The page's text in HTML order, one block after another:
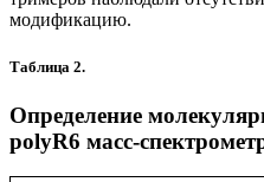
модификацию.
Таблица 2.
Определение
polyR6 масс-